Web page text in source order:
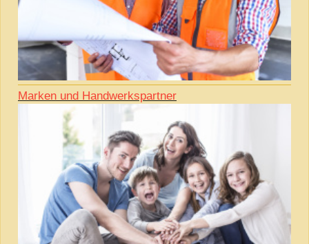
Marken und Handwerkspartner